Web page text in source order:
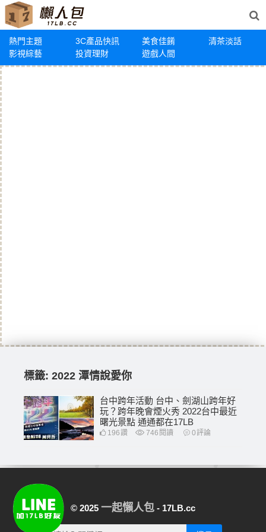
熱門主題 3C產品快訊 美食佳餚
清茶淡話
影視綜藝
投資理財 遊戲人間
標籤: 2022 潭情說愛你
台中跨年活動 台中、劍湖山跨年好
玩？跨年晚會煙火秀 2022台中最近
曙光景點 通通都在17LB
196讚 746 閱讀 0評論
© 2025 一起懶人包 - 17LB.cc